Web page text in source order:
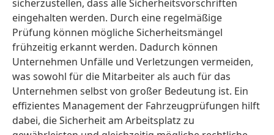
sicherzustellen, dass alle Sicherheitsvorschriften
eingehalten werden. Durch eine regelmäßige
Prüfung können mögliche Sicherheitsmängel
frühzeitig erkannt werden. Dadurch können
Unternehmen Unfälle und Verletzungen vermeiden,
was sowohl für die Mitarbeiter als auch für das
Unternehmen selbst von großer Bedeutung ist. Ein
effizientes Management der Fahrzeugprüfungen hilft
dabei, die Sicherheit am Arbeitsplatz zu